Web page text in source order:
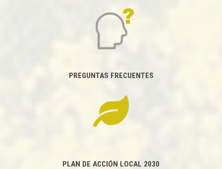
PREGUNTAS FRECUENTES
PLAN DE ACCIÓN LOCAL 2030